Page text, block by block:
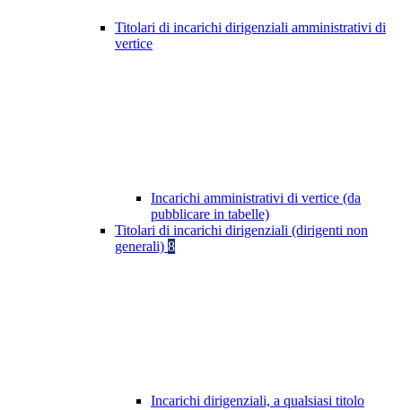
Titolari di incarichi dirigenziali amministrativi di
vertice
Incarichi amministrativi di vertice (da
pubblicare in tabelle)
Titolari di incarichi dirigenziali (dirigenti non
generali) 8
Incarichi dirigenziali, a qualsiasi titolo